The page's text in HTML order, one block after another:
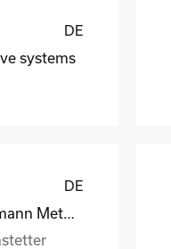
DE
systems
DE